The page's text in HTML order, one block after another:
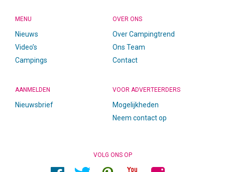
MENU
Nieuws
Video’s
Campings
OVER ONS
Over Campingtrend
Ons Team
Contact
AANMELDEN
Nieuwsbrief
VOOR ADVERTEERDERS
Mogelijkheden
Neem contact op
VOLG ONS OP